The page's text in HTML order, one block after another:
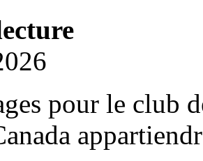
pour le club